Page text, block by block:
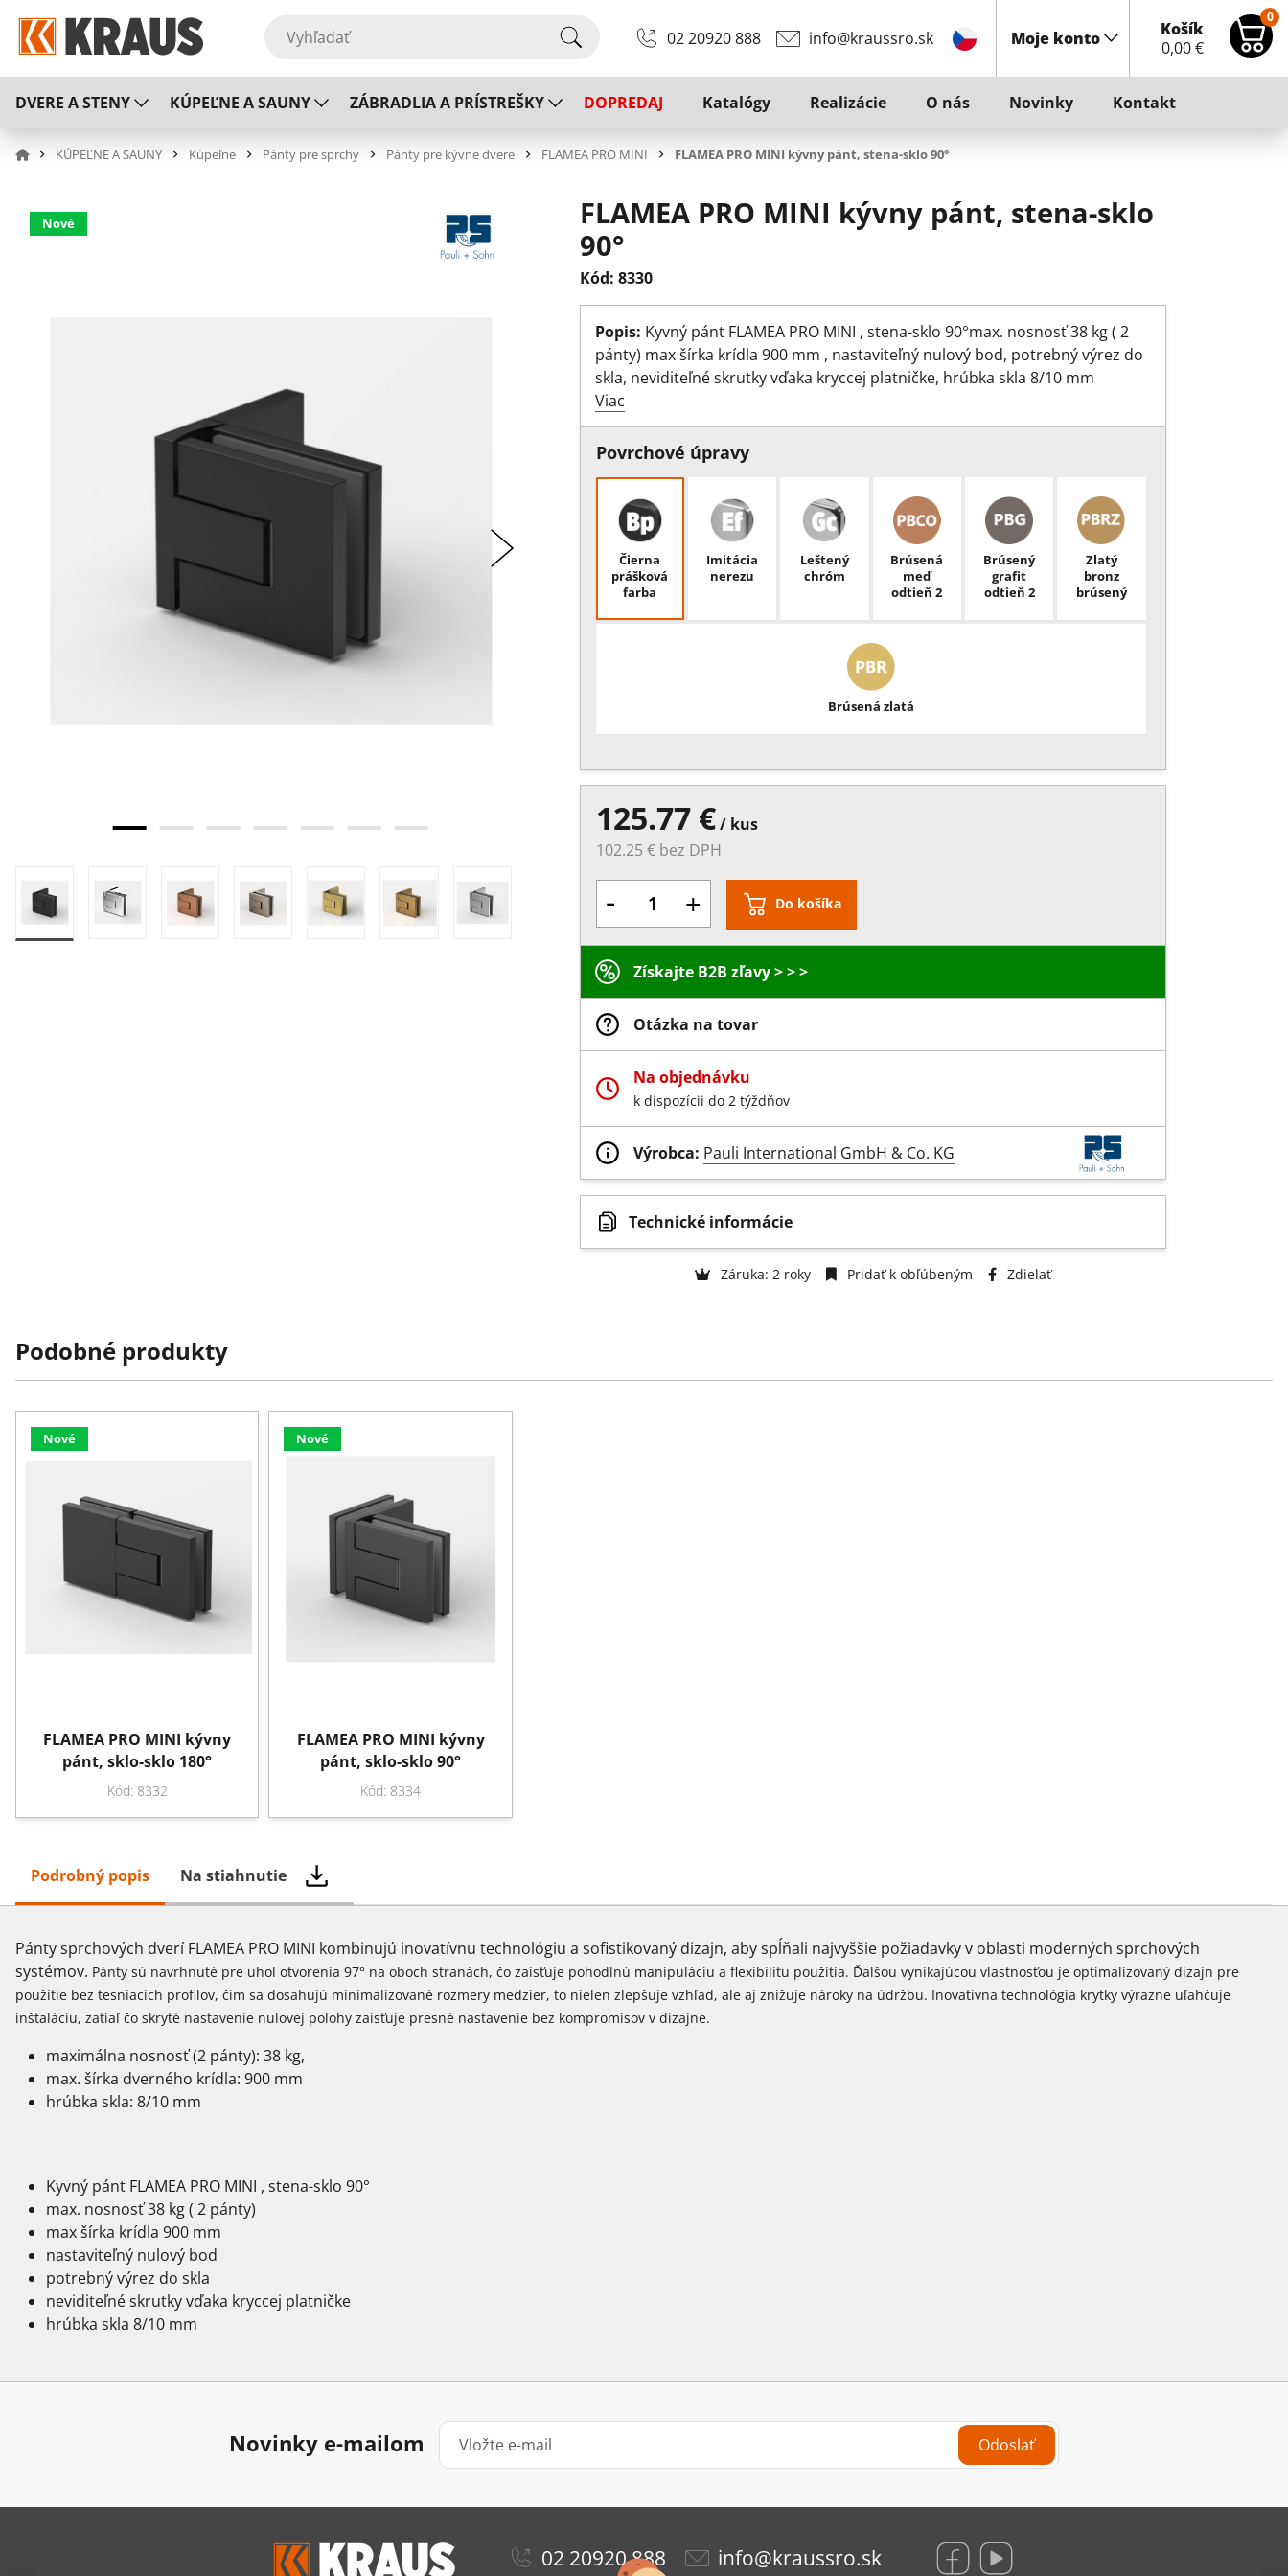
02 20920 888 info@kraussro.sk Moje konto
Košík
0,00€
0
DVERE A STENY KÚPEĽNE A SAUNY ZÁBRADLIA A PRÍSTREŠKY DOPREDAJ Katalógy Realizácie O nás Novinky Kontakt
KÚPEĽNE A SAUNY Kúpeľne Pánty pre sprchy Pánty pre kývne dvere FLAMEA PRO MINI FLAMEA PRO MINI kývny pánt, stena-sklo 90°
Nové
FLAMEA PRO MINI kývny pánt, stena-sklo
90°
Kód: 8330
Popis: Kyvný pánt FLAMEA PRO MINI , stena-sklo 90°max. nosnosť 38 kg ( 2
pánty) max šírka krídla 900 mm , nastaviteľný nulový bod, potrebný výrez do
skla, neviditeľné skrutky vďaka kryccej platničke, hrúbka skla 8/10 mm
Viac
Povrchové úpravy
Čierna
prášková
farba
Imitácia
nerezu
Leštený
chróm
Brúsená
meď
odtieň 2
Brúsený
grafit
odtieň 2
Zlatý
bronz
brúsený
Brúsená zlatá
125.77 €/ kus
102.25 € bez DPH
- + Do košíka
Získajte B2B zľavy > > >
Otázka na tovar
Na objednávku
k dispozícii do 2 týždňov
Výrobca: Pauli International GmbH & Co. KG
Technické informácie
Záruka: 2 roky Pridať k obľúbeným Zdielať
Podobné produkty
Nové
FLAMEA PRO MINI kývny
pánt, sklo-sklo 180°
Kód: 8332
Nové
FLAMEA PRO MINI kývny
pánt, sklo-sklo 90°
Kód: 8334
Podrobný popis Na stiahnutie
Pánty sprchových dverí FLAMEA PRO MINI kombinujú inovatívnu technológiu a sofistikovaný dizajn, aby spĺňali najvyššie požiadavky v oblasti moderných sprchových
systémov. Pánty sú navrhnuté pre uhol otvorenia 97° na oboch stranách, čo zaisťuje pohodlnú manipuláciu a flexibilitu použitia. Ďalšou vynikajúcou vlastnosťou je optimalizovaný dizajn pre
použitie bez tesniacich profilov, čím sa dosahujú minimalizované rozmery medzier, to nielen zlepšuje vzhľad, ale aj znižuje nároky na údržbu. Inovatívna technológia krytky výrazne uľahčuje
inštaláciu, zatiaľ čo skryté nastavenie nulovej polohy zaisťuje presné nastavenie bez kompromisov v dizajne.
maximálna nosnosť (2 pánty): 38 kg,
max. šírka dverného krídla: 900 mm
hrúbka skla: 8/10 mm
Kyvný pánt FLAMEA PRO MINI , stena-sklo 90°
max. nosnosť 38 kg ( 2 pánty)
max šírka krídla 900 mm
nastaviteľný nulový bod
potrebný výrez do skla
neviditeľné skrutky vďaka kryccej platničke
hrúbka skla 8/10 mm
Novinky e-mailom Odoslať
02 20920 888 info@kraussro.sk